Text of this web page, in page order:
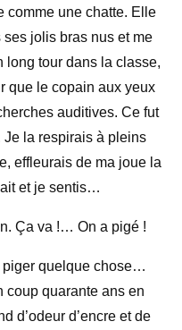
comme une chatte. Elle
jolis bras nus et me
long tour dans la classe,
que le copain aux yeux
auditives. Ce fut
la respirais à pleins
effleurais de ma joue la
et je sentis…
Ça va !… On a pigé !
piger quelque chose…
coup quarante ans en
d’odeur d’encre et de